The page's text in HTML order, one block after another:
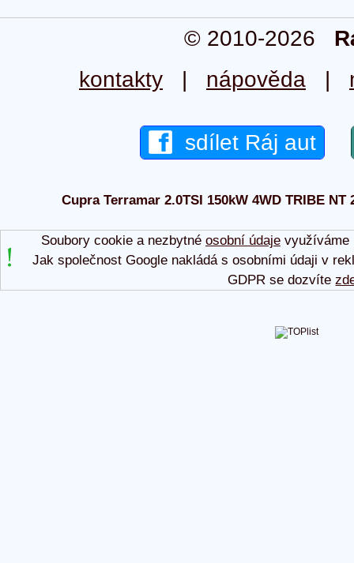
© 2010-2026
kontakty | nápověda |
sdílet Ráj aut
Cupra Terramar 2.0TSI 150kW 4WD TRIBE
Soubory cookie a nezbytné osobní údajevyužíváme
Jak společnost Google nakládá s osobními údaji v
GDPR se dozvíte